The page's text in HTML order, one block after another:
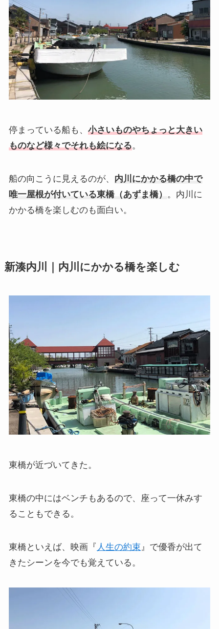
停まっている船も、 小さいものやちょっと大きい
ものなど様々でそれも絵になる。
船の向こうに見えるのが、 内川にかかる橋の中で
唯一屋根が付いている東橋（あずま橋）
。内川に
かかる橋を楽しむのも面白い。
新湊内川｜内川にかかる橋を楽しむ
東橋が近づいてきた。
東橋の中にはベンチもあるので、座って一休みす
ることもできる。
東橋といえば、映画『 人生の約束 』で優香が出て
きたシーンを今でも覚えている。